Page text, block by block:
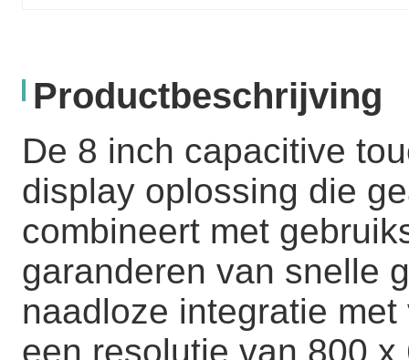
Productbeschrijving
De 8 inch capacitive
display oplossing die
combineert met
garanderen van snelle
naadloze integratie
een resolutie van 800